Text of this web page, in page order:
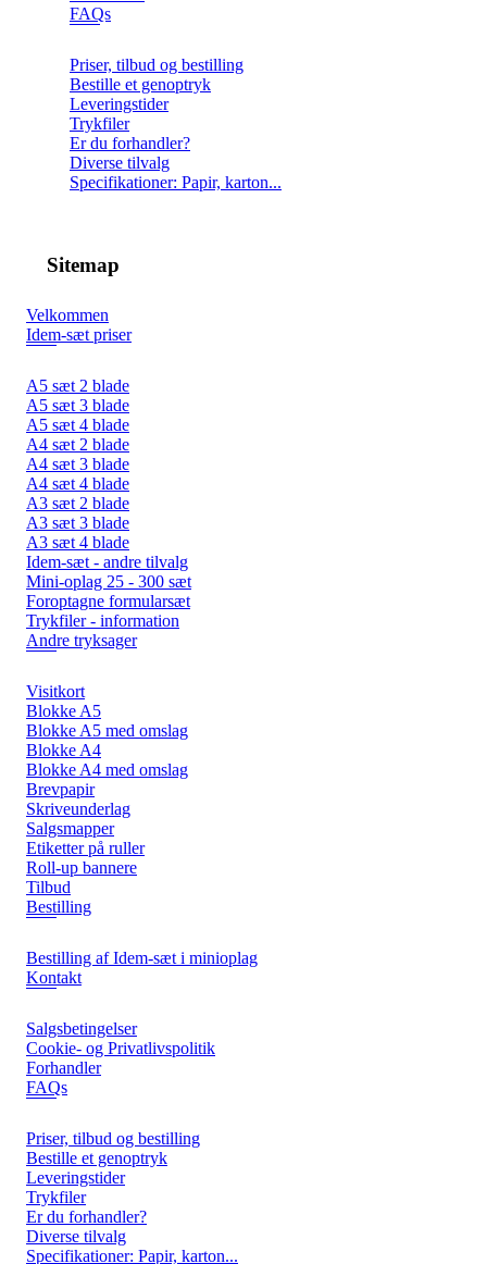
FAQs
Priser, tilbud og bestilling
Bestille et genoptryk
Leveringstider
Trykfiler
Er du forhandler?
Diverse tilvalg
Specifikationer: Papir, karton...
Sitemap
Velkommen
Idem-sæt priser
A5 sæt 2 blade
A5 sæt 3 blade
A5 sæt 4 blade
A4 sæt 2 blade
A4 sæt 3 blade
A4 sæt 4 blade
A3 sæt 2 blade
A3 sæt 3 blade
A3 sæt 4 blade
Idem-sæt - andre tilvalg
Mini-oplag 25 - 300 sæt
Foroptagne formularsæt
Trykfiler - information
Andre tryksager
Visitkort
Blokke A5
Blokke A5 med omslag
Blokke A4
Blokke A4 med omslag
Brevpapir
Skriveunderlag
Salgsmapper
Etiketter på ruller
Roll-up bannere
Tilbud
Bestilling
Bestilling af Idem-sæt i minioplag
Kontakt
Salgsbetingelser
Cookie- og Privatlivspolitik
Forhandler
FAQs
Priser, tilbud og bestilling
Bestille et genoptryk
Leveringstider
Trykfiler
Er du forhandler?
Diverse tilvalg
Specifikationer: Papir, karton...